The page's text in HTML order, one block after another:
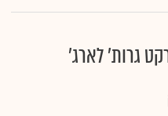
גרות' לארג'